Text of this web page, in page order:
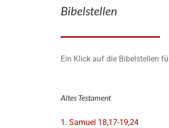
Bibelstellen
Ein Klick auf die Bibelstellen
Altes Testament
1. Samuel 18,17-19,24